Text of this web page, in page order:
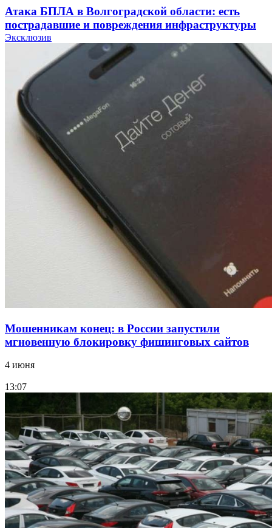
Атака БПЛА в Волгоградской области: есть
пострадавшие и повреждения инфраструктуры
Волгоградские вузы в топе зарплатного
рейтинга: ВолгГТУ и ВолгГМУ вошли в топ‑15
для химической отрасли и фармацевтики
18:39
В Красноармейском районе Волгограда стартует
конкурс на ремонт моста через Волго‑Донской
судоходный канал
Фестиваль #ТриЧетыре в Волгограде пройдёт
11–13 сентября в рамках Года единства народов
Эксклюзив
Мошенникам конец: в России запустили
мгновенную блокировку фишинговых сайтов
4 июня
13:07